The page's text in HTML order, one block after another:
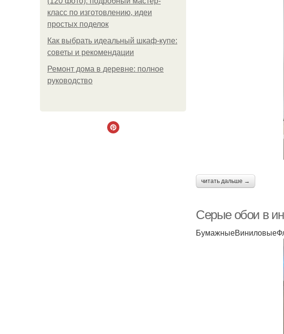
класс по изготовлению, идеи
простых поделок
Как выбрать идеальный шкаф-купе:
советы и рекомендации
Ремонт дома в деревне: полное
руководство
читать дальше →
Серые обои в